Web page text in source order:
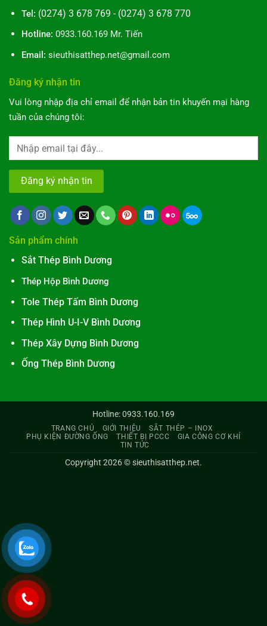
Tel: (0274) 3 678 769 - (0274) 3 678 770
Hotline: 0933.160.169 Mr. Tiến
Email: sieuthisatthep.net@gmail.com
Đăng ký nhận tin
Vui lòng nhập địa chỉ email để nhận bản tin khuyến mại hàng
tuần của chúng tôi:
Sản phẩm chính
Sắt Thép Bình Dương
Thép Hộp Bình Dương
Tole Thép Tấm Bình Dương
Thép Hình U-I-V Bình Dương
Thép Xây Dựng Bình Dương
Ống Thép Bình Dương
Hotline: 0933.160.169
TRANG CHỦ GIỚI THIỆU
SẮT THÉP – INOX
PHỤ KIỆN ĐƯỜNG ỐNG
THIẾT BỊ PCCC
GIA CÔNG CƠ KHÍ
TIN TỨC
Copyright 2026 ©sieuthisatthep.net.